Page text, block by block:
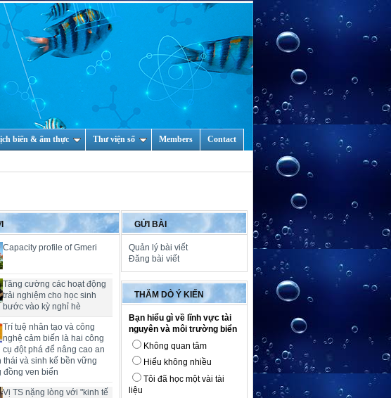
biển & ẩm thực Thư viện số Members Contact
Capacity profile of Gmeri
Tăng cường các hoạt động
trải nghiệm cho học sinh
bước vào kỳ nghỉ hè
Trí tuệ nhân tạo và công
nghệ cảm biến là hai công
cụ đột phá để nâng cao an
thái và sinh kế bền vững
đồng ven biển
Vị TS nặng lòng với "kinh tế
GỬI BÀI
Quản lý bài viết
Đăng bài viết
THĂM DÒ Ý KIẾN
Bạn hiểu gì về lĩnh vực tài
nguyên và môi trường biển
Không quan tâm
Hiểu không nhiều
Tôi đã học một vài tài
liệu